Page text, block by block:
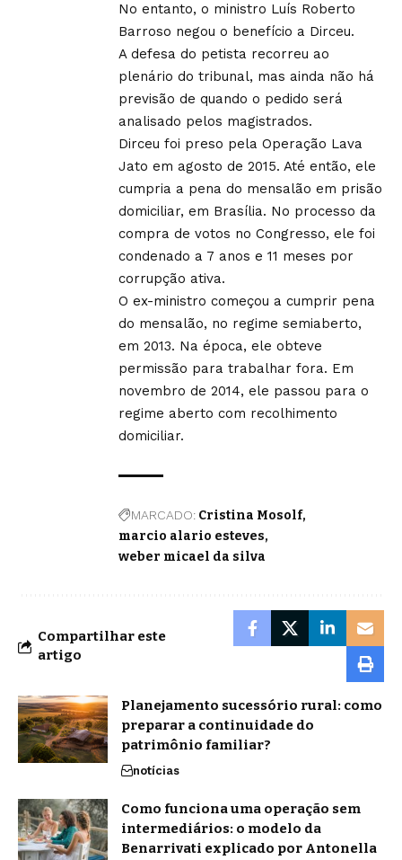
No entanto, o ministro Luís Roberto
Barroso negou o benefício a Dirceu.
A defesa do petista recorreu ao
plenário do tribunal, mas ainda não há
previsão de quando o pedido será
analisado pelos magistrados.
Dirceu foi preso pela Operação Lava
Jato em agosto de 2015. Até então, ele
cumpria a pena do mensalão em prisão
domiciliar, em Brasília. No processo da
compra de votos no Congresso, ele foi
condenado a 7 anos e 11 meses por
corrupção ativa.
O ex-ministro começou a cumprir pena
do mensalão, no regime semiaberto,
em 2013. Na época, ele obteve
permissão para trabalhar fora. Em
novembro de 2014, ele passou para o
regime aberto com recolhimento
domiciliar.
MARCADO: Cristina Mosolf
marcio alario esteves
weber micael da silva
Compartilhar este
artigo
Planejamento sucessório rural: como
preparar a continuidade do
patrimônio familiar?
notícias
Como funciona uma operação sem
intermediários: o modelo da
Benarrivati explicado por Antonella